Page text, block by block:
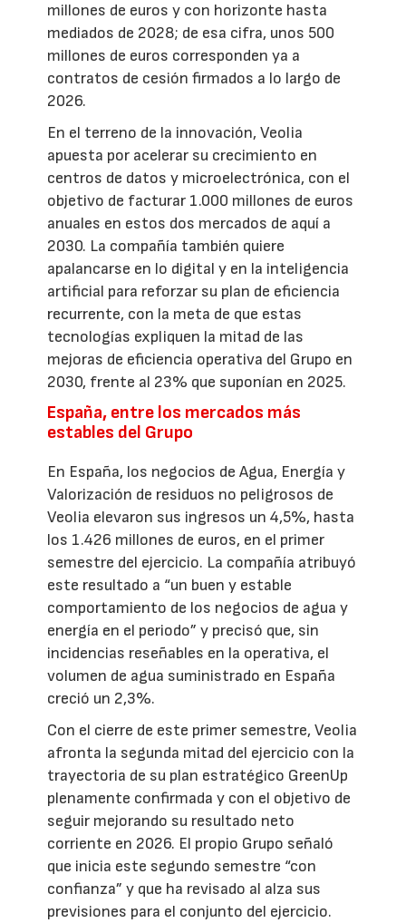
millones de euros y con horizonte hasta
mediados de 2028; de esa cifra, unos 500
millones de euros corresponden ya a
contratos de cesión firmados a lo largo de
2026.
En el terreno de la innovación, Veolia
apuesta por acelerar su crecimiento en
centros de datos y microelectrónica, con el
objetivo de facturar 1.000 millones de euros
anuales en estos dos mercados de aquí a
2030. La compañía también quiere
apalancarse en lo digital y en la inteligencia
artificial para reforzar su plan de eficiencia
recurrente, con la meta de que estas
tecnologías expliquen la mitad de las
mejoras de eficiencia operativa del Grupo en
2030, frente al 23% que suponían en 2025.
España, entre los mercados más
estables del Grupo
En España, los negocios de Agua, Energía y
Valorización de residuos no peligrosos de
Veolia elevaron sus ingresos un 4,5%, hasta
los 1.426 millones de euros, en el primer
semestre del ejercicio. La compañía atribuyó
este resultado a “un buen y estable
comportamiento de los negocios de agua y
energía en el periodo” y precisó que, sin
incidencias reseñables en la operativa, el
volumen de agua suministrado en España
creció un 2,3%.
Con el cierre de este primer semestre, Veolia
afronta la segunda mitad del ejercicio con la
trayectoria de su plan estratégico GreenUp
plenamente confirmada y con el objetivo de
seguir mejorando su resultado neto
corriente en 2026. El propio Grupo señaló
que inicia este segundo semestre “con
confianza” y que ha revisado al alza sus
previsiones para el conjunto del ejercicio.